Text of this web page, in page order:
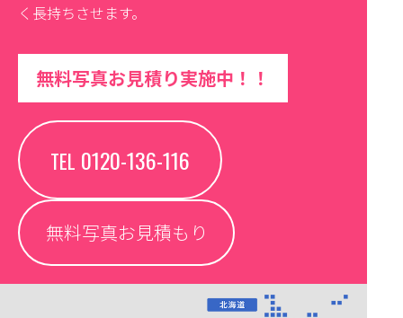
く長持ちさせます。
無料写真お見積り実施中！！
TEL 0120-136-116
無料写真お見積もり